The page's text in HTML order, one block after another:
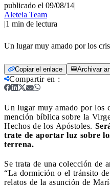
publicado el 09/08/14|
Aleteia Team
|1 min de lectura
Un lugar muy amado por los
Copiar el enlace Archivar
Compartir en :
Un lugar muy amado por los
mención bíblica sobre la
Hechos de los Apóstoles.
trate de aportar luz sobre
terrena.
Se trata de una colección de
“La dormición o el tránsito
relatos de la asunción de